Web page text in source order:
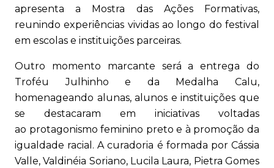
apresenta a Mostra das Ações Formativas,
reunindo experiências vividas ao longo do festival
em escolas e instituições parceiras.
Outro momento marcante será a entrega do
Troféu Julhinho e da Medalha Calu,
homenageando alunas, alunos e instituições que
se destacaram em iniciativas voltadas
ao protagonismo feminino preto e à promoção da
igualdade racial. A curadoria é formada por Cássia
Valle, Valdinéia Soriano, Lucila Laura, Pietra Gomes